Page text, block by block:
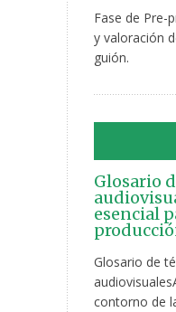
Fase de Pre-
y valoración
guión.
Glosario
esencial
Glosario de
contorno de